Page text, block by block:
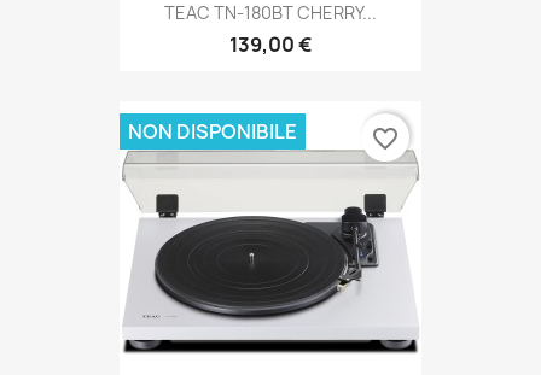
TEAC TN-180BT CHERRY...
139,00 €
NON DISPONIBILE favorite_border